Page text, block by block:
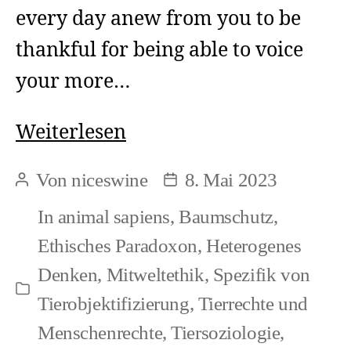
every day anew from you to be
thankful for being able to voice
your more…
WeiterlesenDemocracy
Beitragsautor
Vonniceswine Beitragsdatum
8. Mai 2023
Kategorien
In animal sapiens, Baumschutz,
Ethisches Paradoxon,Heterogenes
Denken, Mitweltethik, Spezifik von
Tierobjektifizierung, Tierrechte und
Menschenrechte,Tiersoziologie,